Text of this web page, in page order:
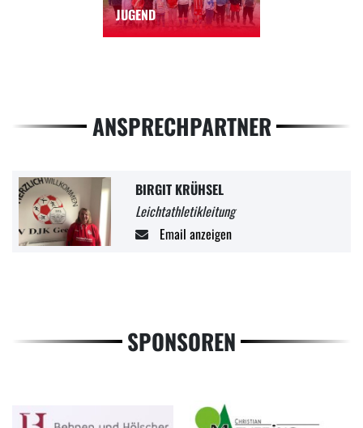
JUGEND
ANSPRECHPARTNER
BIRGIT KRÜHSEL
Leichtathletikleitung
Email anzeigen
SPONSOREN